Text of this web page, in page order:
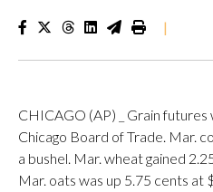
|
CHICAGO (AP) _ Grain
Chicago Board of Trade. Mar.
a bushel. Mar. wheat gained
Mar. oats was up 5.75 cents at